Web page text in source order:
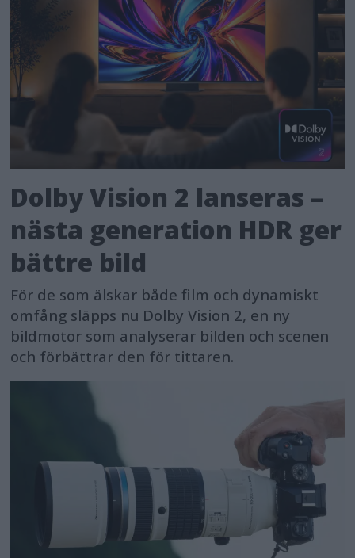
Dolby Vision 2 lanseras –
nästa generation HDR ger
bättre bild
För de som älskar både film och dynamiskt
omfång släpps nu Dolby Vision 2, en ny
bildmotor som analyserar bilden och scenen
och förbättrar den för tittaren.